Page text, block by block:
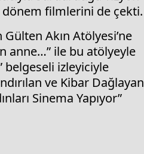
dönem filmlerini de çekti.
Akın Atölyesi’ne
anne…” ile bu atölyeyle
belgeseli izleyiciyle
ve Kibar Dağlayan
Sinema Yapıyor”